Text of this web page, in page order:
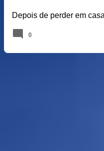
Depois de perder em
0